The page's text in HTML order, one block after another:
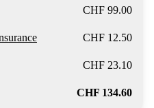
CHF 99.00
CHF 12.50
CHF 23.10
CHF 134.60